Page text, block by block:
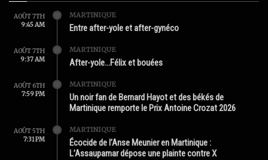
AOÛT 7TH
9:45 AM
MARTINIQUE
Entre after-yole et after-gynéco
AOÛT 7TH
9:37 AM
MARTINIQUE
After-yole…Félix et bouées
AOÛT 6TH
7:59 PM
MARTINIQUE
Un noir fan de Bernard Hayot et des békés de
Martinique remporte le Prix Antoine Crozat 2026
AOÛT 5TH
7:31 PM
MARTINIQUE
Écocide de l’Anse Meunier en Martinique :
L’Assaupamar dépose une plainte contre X